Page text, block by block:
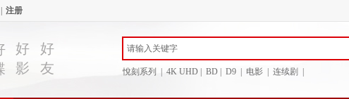
注册
好
影
好
友
悅刻系列 | 4K UHD | BD | D9 | 电影 | 连续剧 |